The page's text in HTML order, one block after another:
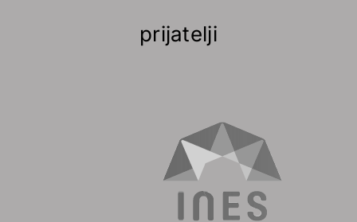
prijatelji